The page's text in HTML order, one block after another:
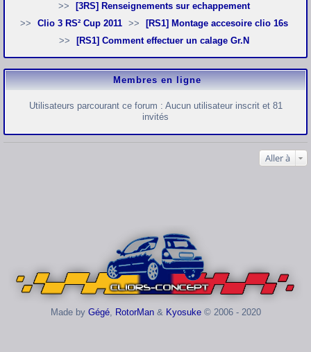
[3RS] Renseignements sur echappement
Clio 3 RS² Cup 2011
[RS1] Montage accesoire clio 16s
[RS1] Comment effectuer un calage Gr.N
Membres en ligne
Utilisateurs parcourant ce forum : Aucun utilisateur inscrit et 81
invités
Aller à
Made by Gégé, RotorMan& Kyosuke© 2006 - 2020